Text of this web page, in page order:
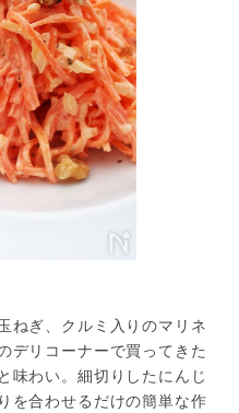
ねぎ、クルミ入りのマリネ
デリコーナーで買ってきた
味わい。細切りしたにんじ
を合わせるだけの簡単な作